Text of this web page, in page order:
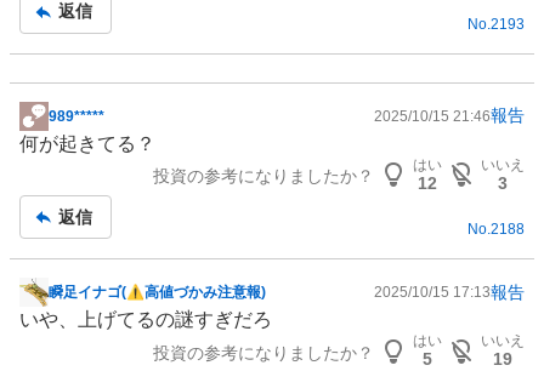
返信
No. 2193
掲
示
事
989***** 2025/10/15 21:46報告
何が起きてる？
投資の参考になりましたか？
はい
12
いいえ
3
返信
No.2188
掲
示
瞬足イナゴ(⚠高値づかみ注意報) 2025/10/15 17:13報告
いや、上げてるの謎すぎだろ
投資の参考になりましたか？
はい
5
いいえ
19